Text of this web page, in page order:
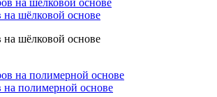
шёлковой основе
шёлковой основе
полимерной основе